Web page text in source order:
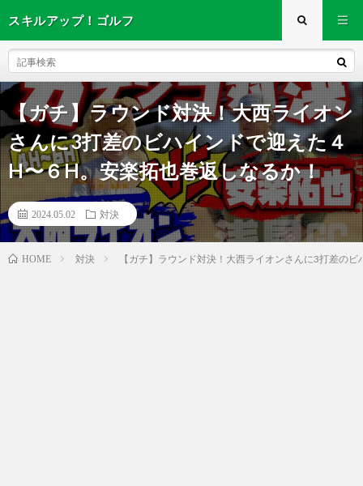
スキルアップ！ゴルフ
【ガチ】ラウンド対決！大西ライオン
さんに3打差のビハインドで迎えた４
H〜６H。安楽拓也巻返しなるか！
2024.05.02 対決
HOME 対決 【ガチ】ラウンド対決！大西ライオンさんに3打差の